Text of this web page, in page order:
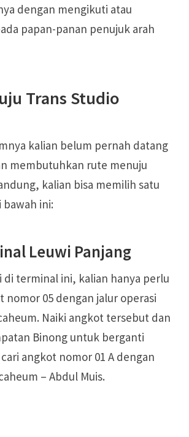
dengan mengikuti atau
papan-panan penujuk arah
Trans Studio
kalian belum pernah datang
membutuhkan rute menuju
kalian bisa memilih satu
ini:
Leuwi Panjang
di terminal ini, kalian hanya perlu
nomor 05 dengan jalur operasi
Naiki angkot tersebut dan
Binong untuk berganti
angkot nomor 01 A dengan
– Abdul Muis.